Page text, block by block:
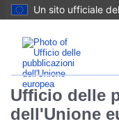
Un sito ufficiale
Ufficio delle
dell'Unione